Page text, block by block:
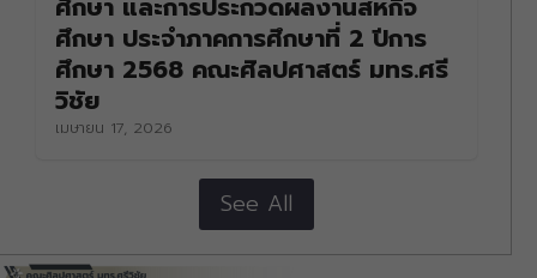
ศึกษา และการประกวดผลงานสหกิจ
ศึกษา ประจำภาคการศึกษาที่ 2 ปีการ
ศึกษา 2568 คณะศิลปศาสตร์ มทร.ศรี
วิชัย
เมษายน 17, 2026
See All